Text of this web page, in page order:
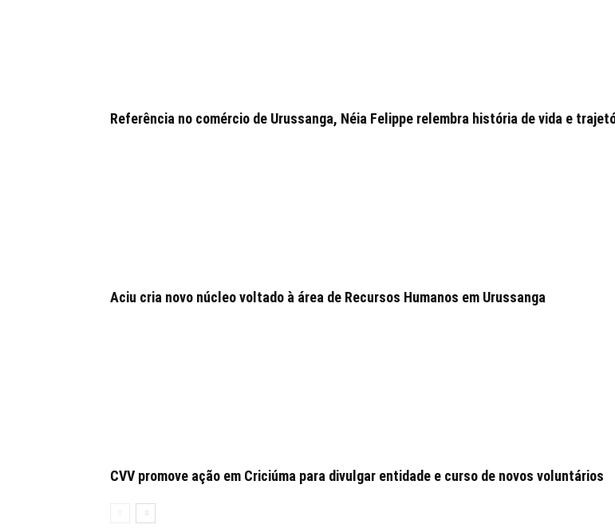
Referência no comércio de Urussanga, Néia Felippe relembra história de vida e
Aciu cria novo núcleo voltado à área de Recursos Humanos em Urussanga
CVV promove ação em Criciúma para divulgar entidade e curso de novos voluntários